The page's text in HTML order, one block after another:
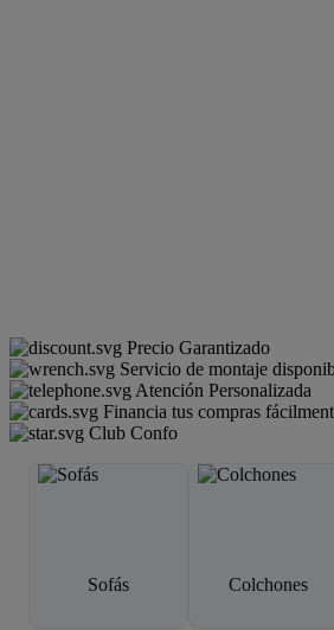
Precio Garantizado
Servicio de montaje
Atención Personalizada
Financia tus compras
Club Confo
Sofás Colchones